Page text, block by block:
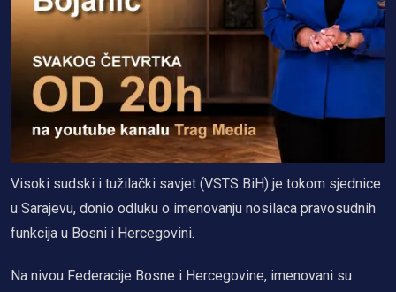
Visoki sudski i tužilački savjet (VSTS BiH) je tokom sjednice
u Sarajevu, donio odluku o imenovanju nosilaca pravosudnih
funkcija u Bosni i Hercegovini.
Na nivou Federacije Bosne i Hercegovine, imenovani su